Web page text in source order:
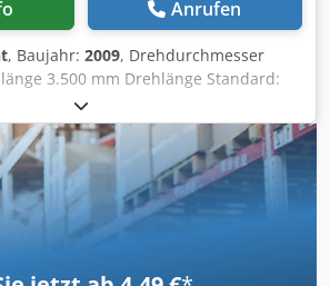
Anrufen
, Baujahr: 2009, Drehdurchmesser
3.500 mm Drehlänge Standard:
Sinumerik 840 D Siemens
x-Weg 435 mm z-Weg 3.071 mm
zwischen Spitzen 2.000 kg
10 - 3.000 min/-1
61,2 / 195 kW Max.
Spindelkopf A 11 DIN 55026
im vord. Lager 180 mm
10 - 3.000 min/-1